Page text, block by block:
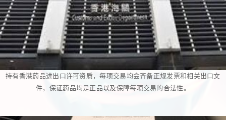
持有香港药品进出口许可资质，每项交易均会齐备正规发票和相关出口文
件，保证药品均是正品以及保障每项交易的合法性。